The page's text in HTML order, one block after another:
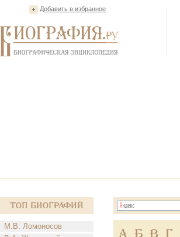
Добавить в избранное
Топ Биографий
М.В. Ломоносов
А Б В Г